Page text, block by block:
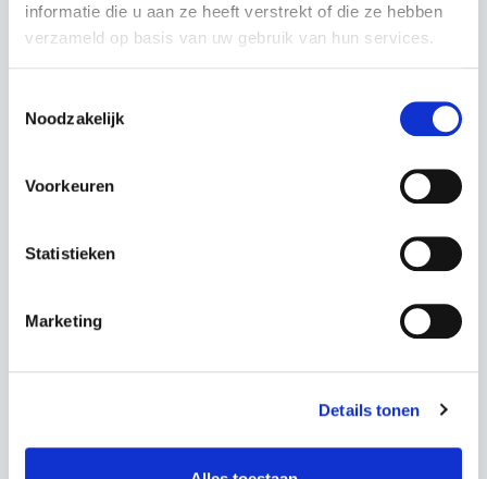
informatie die u aan ze heeft verstrekt of die ze hebben
verzameld op basis van uw gebruik van hun services.
Noodzakelijk
Voorkeuren
Statistieken
Marketing
Details tonen
couleur : Khaki Matt
Ce scooter dans une autre couleur :
Période
60 mois